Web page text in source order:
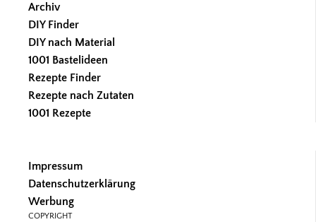
Archiv
DIY Finder
DIY nach Material
1001 Bastelideen
Rezepte Finder
Rezepte nach Zutaten
1001 Rezepte
Impressum
Datenschutzerklärung
Werbung
COPYRIGHT